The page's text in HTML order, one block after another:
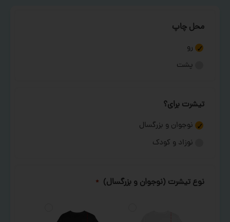
محل چاپ
رو
پشت
تیشرت برای؟
نوجوان و بزرگسال
نوزاد و کودک
نوع تیشرت (نوجوان و بزرگسال) *